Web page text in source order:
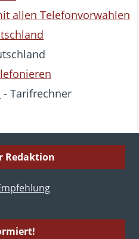
allen Telefonvorwahlen
- Tarifrechner
Redaktion